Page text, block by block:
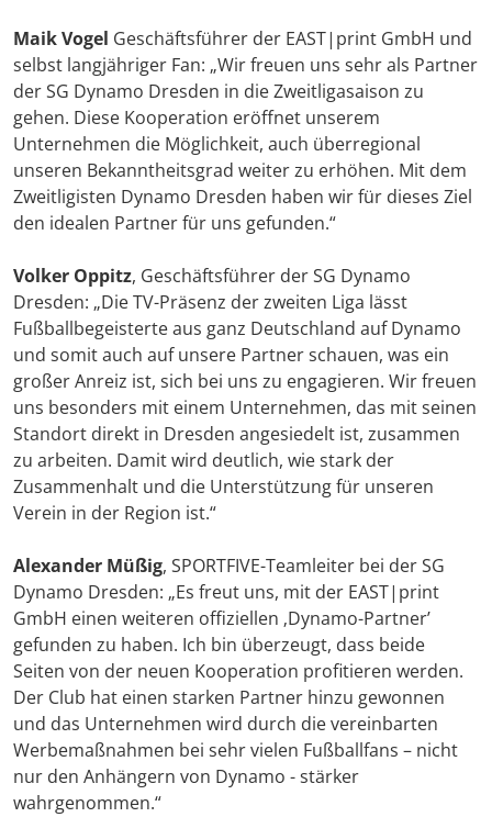
Maik Vogel Geschäftsführer der EAST|print GmbH und
selbst langjähriger Fan: „Wir freuen uns sehr als Partner
der SG Dynamo Dresden in die Zweitligasaison zu
gehen. Diese Kooperation eröffnet unserem
Unternehmen die Möglichkeit, auch überregional
unseren Bekanntheitsgrad weiter zu erhöhen. Mit dem
Zweitligisten Dynamo Dresden haben wir für dieses Ziel
den idealen Partner für uns gefunden.“
Volker Oppitz, Geschäftsführer der SG Dynamo
Dresden: „Die TV-Präsenz der zweiten Liga lässt
Fußballbegeisterte aus ganz Deutschland auf Dynamo
und somit auch auf unsere Partner schauen, was ein
großer Anreiz ist, sich bei uns zu engagieren. Wir freuen
uns besonders mit einem Unternehmen, das mit seinen
Standort direkt in Dresden angesiedelt ist, zusammen
zu arbeiten. Damit wird deutlich, wie stark der
Zusammenhalt und die Unterstützung für unseren
Verein in der Region ist.“
Alexander Müßig, SPORTFIVE-Teamleiter bei der SG
Dynamo Dresden: „Es freut uns, mit der EAST|print
GmbH einen weiteren offiziellen ‚Dynamo-Partner’
gefunden zu haben. Ich bin überzeugt, dass beide
Seiten von der neuen Kooperation profitieren werden.
Der Club hat einen starken Partner hinzu gewonnen
und das Unternehmen wird durch die vereinbarten
Werbemaßnahmen bei sehr vielen Fußballfans – nicht
nur den Anhängern von Dynamo - stärker
wahrgenommen.“